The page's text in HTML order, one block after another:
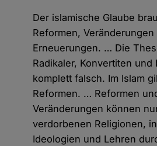
Der islamische Glaube
Reformen, Veränderungen
Erneuerungen. … Die
Radikaler, Konvertiten und
komplett falsch. Im Islam
Reformen. … Reformen
Veränderungen können
verdorbenen Religionen,
Ideologien und Lehren